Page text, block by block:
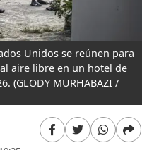
Unidos se reúnen para
aire libre en un hotel de
(GLODY MURHABAZI /